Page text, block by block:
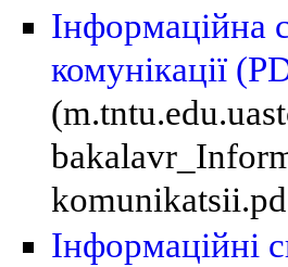
Інформаційна
комунікації
Інформаційні